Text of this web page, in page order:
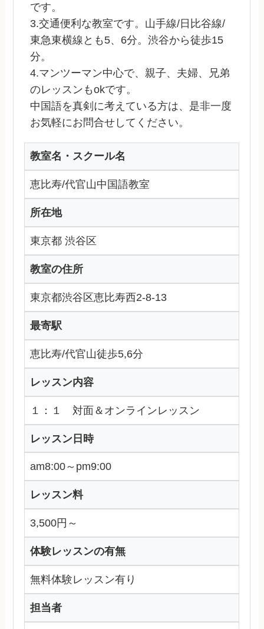
です。
3.交通便利な教室です。山手線/日比谷線/
東急東横線とも5、6分。渋谷から徒歩15
分。
4.マンツーマン中心で、親子、夫婦、兄弟
のレッスンもokです。
中国語を真剣に考えている方は、是非一度
お気軽にお問合せしてください。
教室名・スクール名
恵比寿/代官山中国語教室
所在地
東京都 渋谷区
教室の住所
東京都渋谷区恵比寿西2-8-13
最寄駅
恵比寿/代官山徒歩5,6分
レッスン内容
１：１ 対面＆オンラインレッスン
レッスン日時
am8:00～pm9:00
レッスン料
3,500円～
体験レッスンの有無
無料体験レッスン有り
担当者